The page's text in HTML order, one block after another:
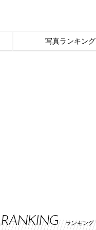
写真ランキング
RANKING ランキング